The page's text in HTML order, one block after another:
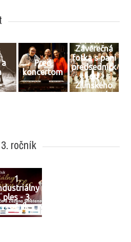
a
Pred
koncertom
Záverečná
fotka s pani
predsedníčk
ou
Žilinského
samosprávn
ročník
1.
ples - 3.
ročník